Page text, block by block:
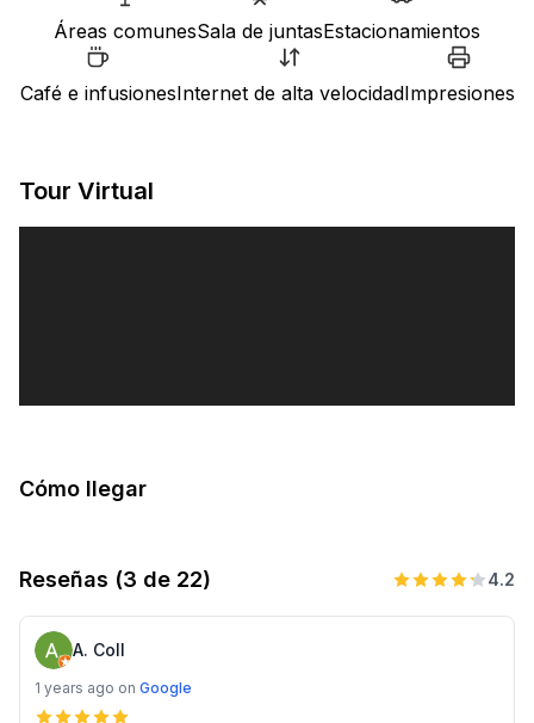
Áreas comunesSala de juntasEstacionamientos
Café e infusionesInternet de alta velocidadImpresiones
Tour Virtual
Cómo llegar
Reseñas (3 de 22) 4.2
A. Coll
1 years ago on Google